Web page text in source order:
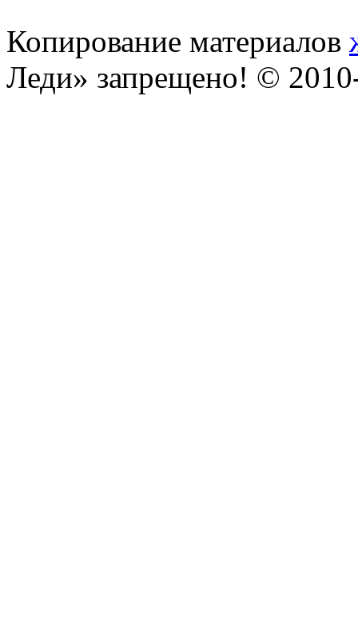
Копирование материалов
Леди» запрещено! ©